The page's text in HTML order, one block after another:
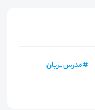
#مدرس_زبان